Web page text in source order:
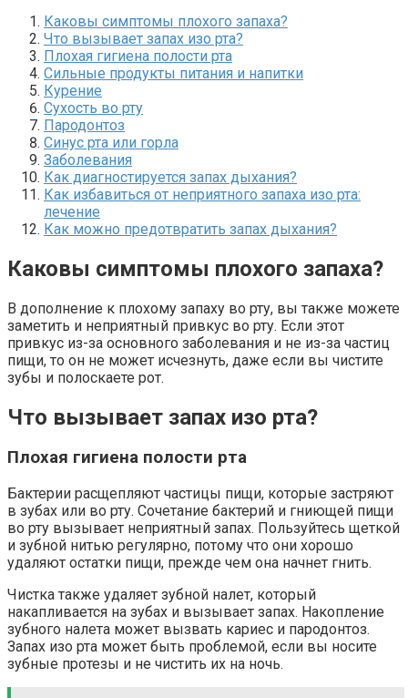
Каковы симптомы плохого запаха?
Что вызывает запах изо рта?
Плохая гигиена полости рта
Сильные продукты питания и напитки
Курение
Сухость во рту
Пародонтоз
Синус рта или горла
Заболевания
Как диагностируется запах дыхания?
Как избавиться от неприятного запаха изо рта:
лечение
Как можно предотвратить запах дыхания?
Каковы симптомы плохого запаха?
В дополнение к плохому запаху во рту, вы также можете
заметить и неприятный привкус во рту. Если этот
привкус из-за основного заболевания и не из-за частиц
пищи, то он не может исчезнуть, даже если вы чистите
зубы и полоскаете рот.
Что вызывает запах изо рта?
Плохая гигиена полости рта
Бактерии расщепляют частицы пищи, которые застряют
в зубах или во рту. Сочетание бактерий и гниющей пищи
во рту вызывает неприятный запах. Пользуйтесь щеткой
и зубной нитью регулярно, потому что они хорошо
удаляют остатки пищи, прежде чем она начнет гнить.
Чистка также удаляет зубной налет, который
накапливается на зубах и вызывает запах. Накопление
зубного налета может вызвать кариес и пародонтоз.
Запах изо рта может быть проблемой, если вы носите
зубные протезы и не чистить их на ночь.